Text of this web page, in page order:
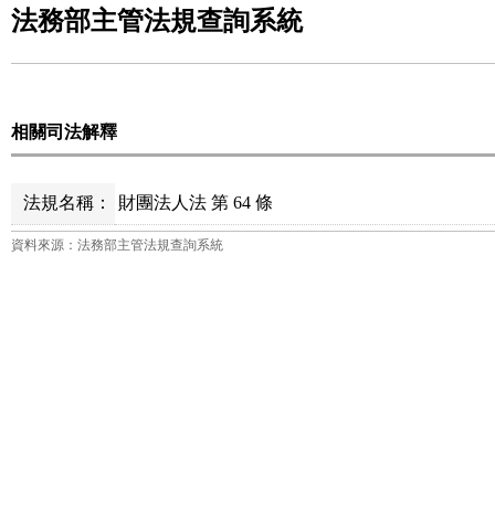
法務部主管法規查詢系統
相關司法解釋
法規名稱： 財團法人法 第 64 條
資料來源：法務部主管法規查詢系統